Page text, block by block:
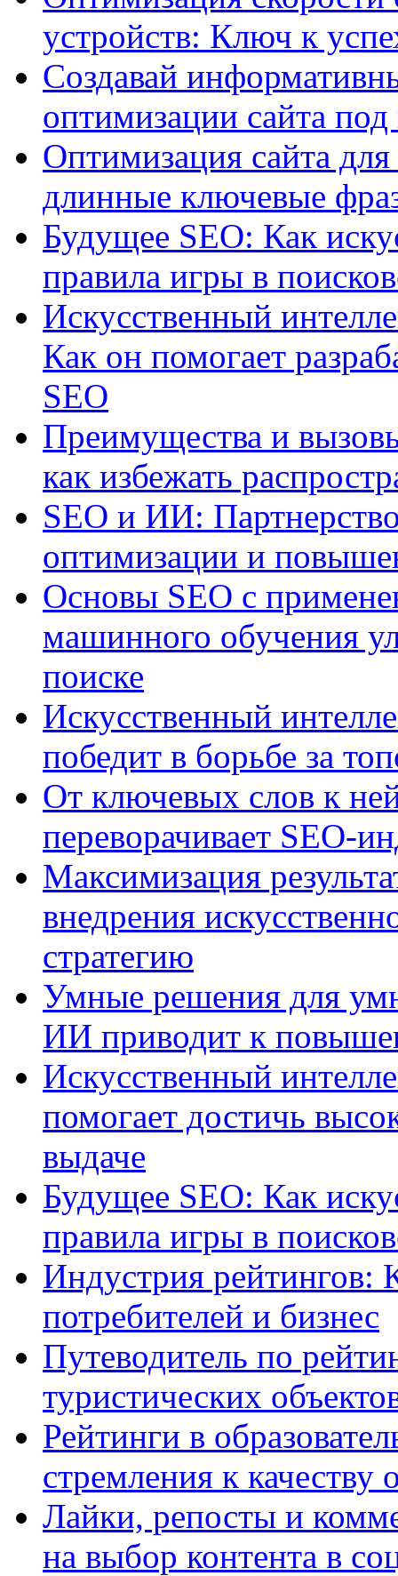
устройств: Ключ к
Создавай
оптимизации сайта
Оптимизация сайта
длинные ключевые
Будущее SEO: Как
правила игры в
Искусственный
Как он помогает
SEO
Преимущества и
как избежать
SEO и ИИ:
оптимизации и
Основы SEO с
машинного обучения
поиске
Искусственный
победит в борьбе за
От ключевых слов к
переворачивает SEO-
Максимизация
внедрения
стратегию
Умные решения для
ИИ приводит к
Искусственный
помогает достичь
выдаче
Будущее SEO: Как
правила игры в
Индустрия рейтингов:
потребителей и бизнес
Путеводитель по
туристических
Рейтинги в
стремления к качеству
Лайки, репосты и
на выбор контента в